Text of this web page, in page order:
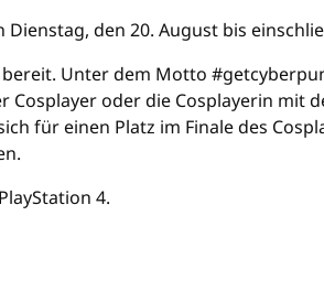
den 20. August bis
Unter dem Motto
oder die Cosplayerin mit
für einen Platz im Finale des
4.